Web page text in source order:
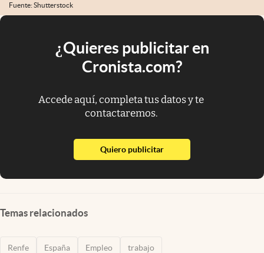
Fuente: Shutterstock
¿Quieres publicitar en
Cronista.com?
Accede aquí, completa tus datos y te
contactaremos.
Quiero publicitarabre en nueva pestaña
Temas relacionados
Renfe España Empleo trabajo